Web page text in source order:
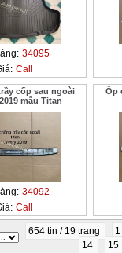
34095
Call
cốp sau ngoài
mẫu Titan
34092
Call
Ốp
654 tin / 19 trang
1
14
15